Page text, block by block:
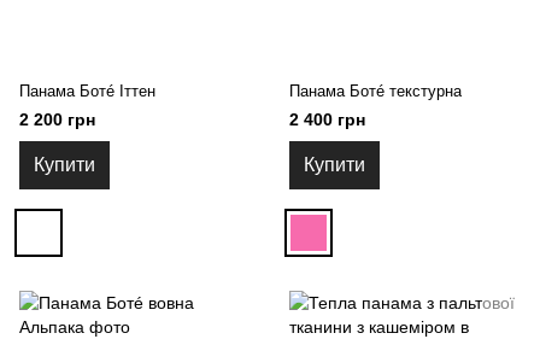
Панама Ботé Іттен
2 200 грн
Купити
Панама Ботé текстурна
2 400 грн
Купити